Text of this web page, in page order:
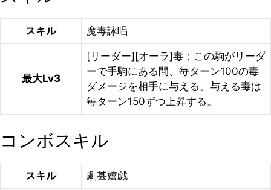
スキル 魔毒詠唱
最大Lv3
[リーダー][オーラ]毒：この駒がリーダ
ーで手駒にある間、毎ターン100の毒
ダメージを相手に与える。与える毒は
毎ターン150ずつ上昇する。
コンボスキル
スキル 劇甚嬉戯